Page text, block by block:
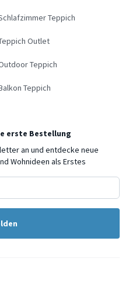
Teppich
Outlet
Teppich
Teppich
erste Bestellung
an und entdecke neue
Wohnideen als Erstes